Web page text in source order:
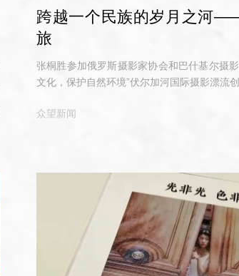
跨越一个民族的岁月之河
旅
张桐胜参加俄罗斯摄影家协会和巴什基尔摄
文化，保护自然环境”伏尔加河国际摄影漂流创
众望新闻